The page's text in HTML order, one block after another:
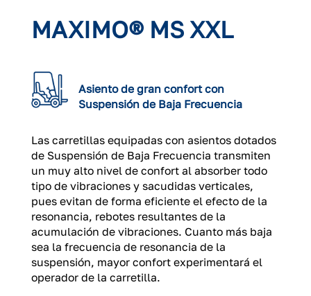
MAXIMO® MS XXL
Asiento de gran confort con
Suspensión de Baja Frecuencia
Las carretillas equipadas con asientos dotados
de Suspensión de Baja Frecuencia transmiten
un muy alto nivel de confort al absorber todo
tipo de vibraciones y sacudidas verticales,
pues evitan de forma eficiente el efecto de la
resonancia, rebotes resultantes de la
acumulación de vibraciones. Cuanto más baja
sea la frecuencia de resonancia de la
suspensión, mayor confort experimentará el
operador de la carretilla.